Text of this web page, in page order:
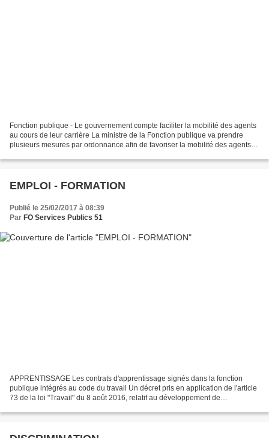
Fonction publique - Le gouvernement compte faciliter la mobilité des agents
au cours de leur carrière La ministre de la Fonction publique va prendre
plusieurs mesures par ordonnance afin de favoriser la mobilité des agents.
EMPLOI - FORMATION
Publié le 25/02/2017 à 08:39
Par FO Services Publics 51
APPRENTISSAGE Les contrats d'apprentissage signés dans la fonction
publique intégrés au code du travail Un décret pris en application de l'article
73 de la loi "Travail" du 8 août 2016, relatif au développement de